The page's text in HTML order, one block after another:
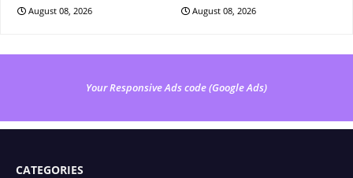
August 08, 2026 August 08, 2026
Your Responsive Ads code (Google Ads)
CATEGORIES